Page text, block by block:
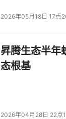
2026年05月18日 17点
昇腾生态半年
态根基
2026年04月28日 22点